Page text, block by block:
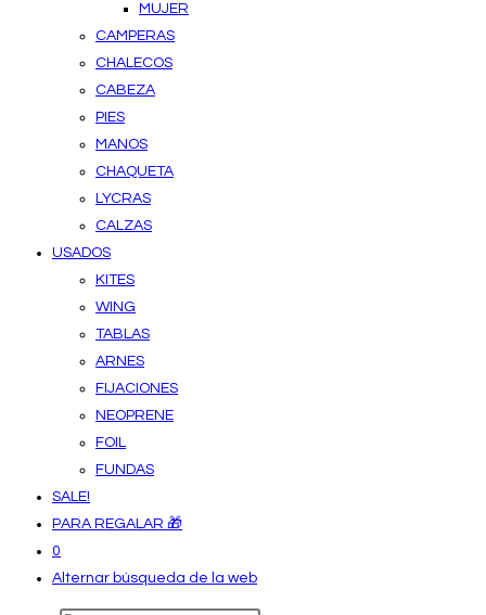
MUJER
CAMPERAS
CHALECOS
CABEZA
PIES
MANOS
CHAQUETA
LYCRAS
CALZAS
USADOS
KITES
WING
TABLAS
ARNES
FIJACIONES
NEOPRENE
FOIL
FUNDAS
SALE!
PARA REGALAR 🎁
0
Alternar búsqueda de la web